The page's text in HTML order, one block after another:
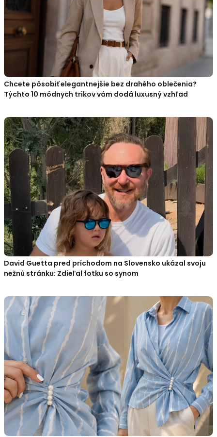
Chcete pôsobiť elegantnejšie bez drahého oblečenia?
Týchto 10 módnych trikov vám dodá luxusný vzhľad
David Guetta pred príchodom na Slovensko ukázal svoju
nežnú stránku: Zdieľal fotku so synom